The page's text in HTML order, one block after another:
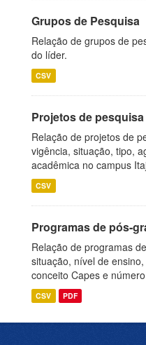
Grupos de Pesquisa
Relação de grupos de
do líder.
CSV
Projetos de
Relação de projetos de
vigência, situação, tipo,
acadêmica no campus
CSV
Programas de pós-
Relação de programas
situação, nível de
conceito Capes e
CSV PDF